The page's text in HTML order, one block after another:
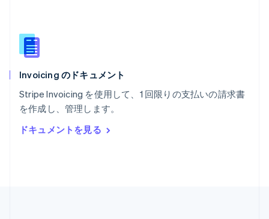
Invoicing のドキュメント
Stripe Invoicing を使用して、1 回限りの支払いの請求書
を作成し、管理します。
ドキュメントを見る
Español
ラトビア
リトアニア
リヒテンシュタイン
DeutschEnglish
English